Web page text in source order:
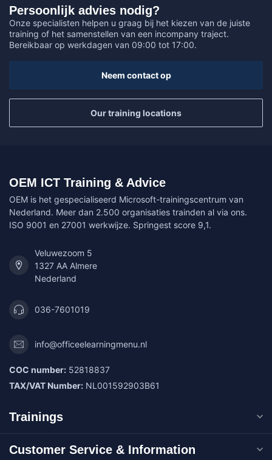
Persoonlijk advies nodig?
Onze specialisten helpen u graag bij het kiezen van de juiste
training of het samenstellen van een incompany traject.
Bereikbaar op werkdagen van 09:00 tot 17:00.
Neem contact op
Our training locations
OEM ICT Training & Advice
OEM is het gespecialiseerd Microsoft-trainingscentrum van
Nederland. Meer dan 2.500 organisaties trainden al via ons.
ISO 9001 en 27001 werkwijze. Springest score 9,1.
Veluwezoom 5
1327 AA Almere
Nederland
036-7601019
info@officeelearningmenu.nl
COC number: 52818837
TAX/VAT Number: NL001592903B61
Trainings
Customer Service & Information